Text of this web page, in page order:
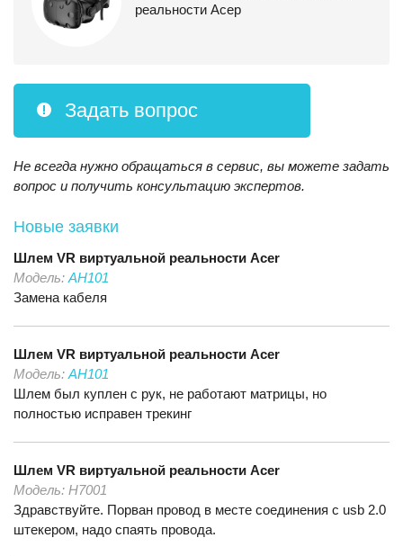
реальности Асер
Задать вопрос
Не всегда нужно обращаться в сервис, вы можете задать
вопрос и получить консультацию экспертов.
Новые заявки
Шлем VR виртуальной реальности Acer
Модель: AH101
Замена кабеля
Шлем VR виртуальной реальности Acer
Модель: AH101
Шлем был куплен с рук, не работают матрицы, но
полностью исправен трекинг
Шлем VR виртуальной реальности Acer
Модель: H7001
Здравствуйте. Порван провод в месте соединения с usb 2.0
штекером, надо спаять провода.